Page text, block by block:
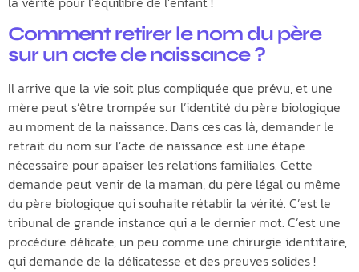
Comment retirer le nom du père
sur un acte de naissance ?
Il arrive que la vie soit plus compliquée que prévu, et une
mère peut s’être trompée sur l’identité du père biologique
au moment de la naissance. Dans ces cas là, demander le
retrait du nom sur l’acte de naissance est une étape
nécessaire pour apaiser les relations familiales. Cette
demande peut venir de la maman, du père légal ou même
du père biologique qui souhaite rétablir la vérité. C’est le
tribunal de grande instance qui a le dernier mot. C’est une
procédure délicate, un peu comme une chirurgie identitaire,
qui demande de la délicatesse et des preuves solides !